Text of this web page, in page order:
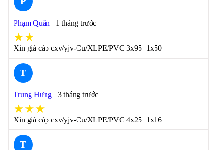
Phạm Quân 1 tháng trước
★★
Xin giá cáp cxv/yjv-Cu/XLPE/PVC 3x95+1x50
T
Trung Hưng 3 tháng trước
★★★
Xin giá cáp cxv/yjv-Cu/XLPE/PVC 4x25+1x16
T